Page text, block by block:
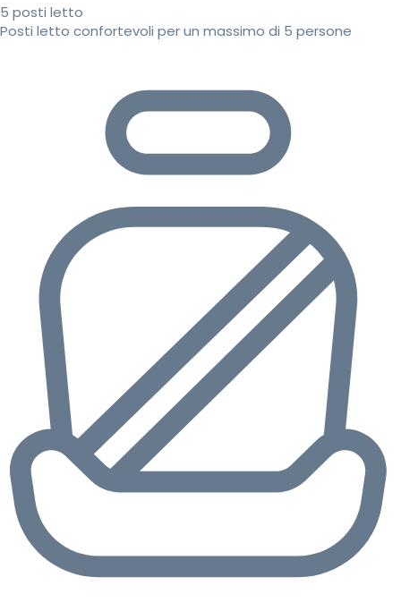
5 posti letto
Posti letto confortevoli per un massimo di 5 persone